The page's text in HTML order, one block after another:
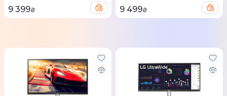
9 399₴ 9 499₴